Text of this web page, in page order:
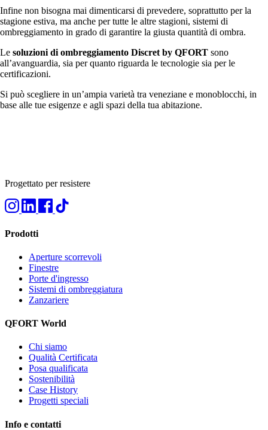
Infine non bisogna mai dimenticarsi di prevedere, soprattutto per la
stagione estiva, ma anche per tutte le altre stagioni, sistemi di
ombreggiamento in grado di garantire la giusta quantità di ombra.
Le soluzioni di ombreggiamento Discret by QFORT sono
all’avanguardia, sia per quanto riguarda le tecnologie sia per le
certificazioni.
Si può scegliere in un’ampia varietà tra veneziane e monoblocchi, in
base alle tue esigenze e agli spazi della tua abitazione.
Progettato per resistere
Prodotti
Aperture scorrevoli
Finestre
Porte d'ingresso
Sistemi di ombreggiatura
Zanzariere
QFORT World
Chi siamo
Qualità Certificata
Posa qualificata
Sostenibilità
Case History
Progetti speciali
Info e contatti